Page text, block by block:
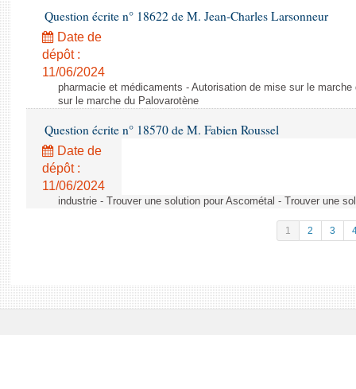
Question écrite n° 18622 de M. Jean-Charles Larsonneur
Date de
dépôt :
11/06/2024
pharmacie et médicaments - Autorisation de mise sur le
sur le marche du Palovarotène
Question écrite n° 18570 de M. Fabien Roussel
Date de
dépôt :
11/06/2024
industrie - Trouver une solution pour Ascométal - Trouver une
1 2 3